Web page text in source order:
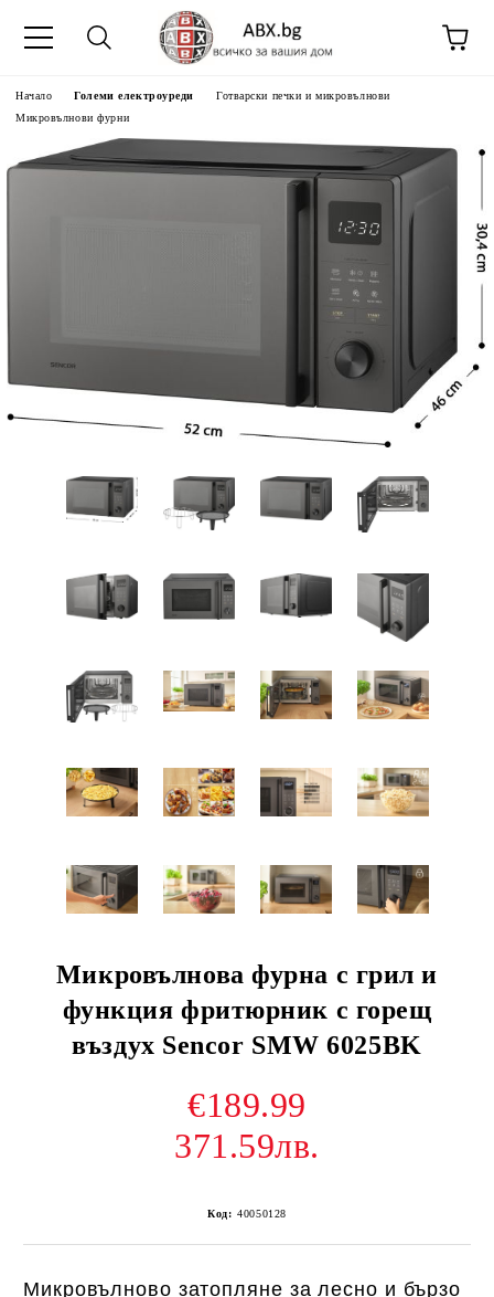
Начало Големи електроуреди
Готварски печки и микровълнови
Микровълнови фурни
Микровълнова фурна с грил и
функция фритюрник с горещ
въздух Sencor SMW 6025BK
€189.99
371.59лв.
Код: 40050128
Микровълново затопляне за лесно и бързо